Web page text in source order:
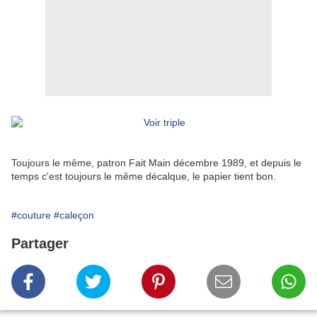
Toujours le même, patron Fait Main décembre 1989, et depuis le
temps c'est toujours le même décalque, le papier tient bon.
#couture #caleçon
Partager